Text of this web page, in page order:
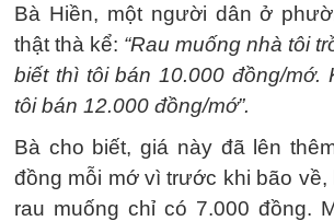
Bà Hiền, một người dân ở
thật thà kể: “Rau muống nhà tôi
biết thì tôi bán 10.000 đồng/mớ.
tôi bán 12.000 đồng/mớ”.
Bà cho biết, giá này đã lên
đồng mỗi mớ vì trước khi bão về,
rau muống chỉ có 7.000 đồng.